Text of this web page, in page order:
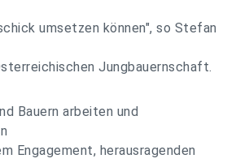
umsetzen können", so Stefan
Jungbauernschaft.
Bauern arbeiten und
Engagement, herausragenden